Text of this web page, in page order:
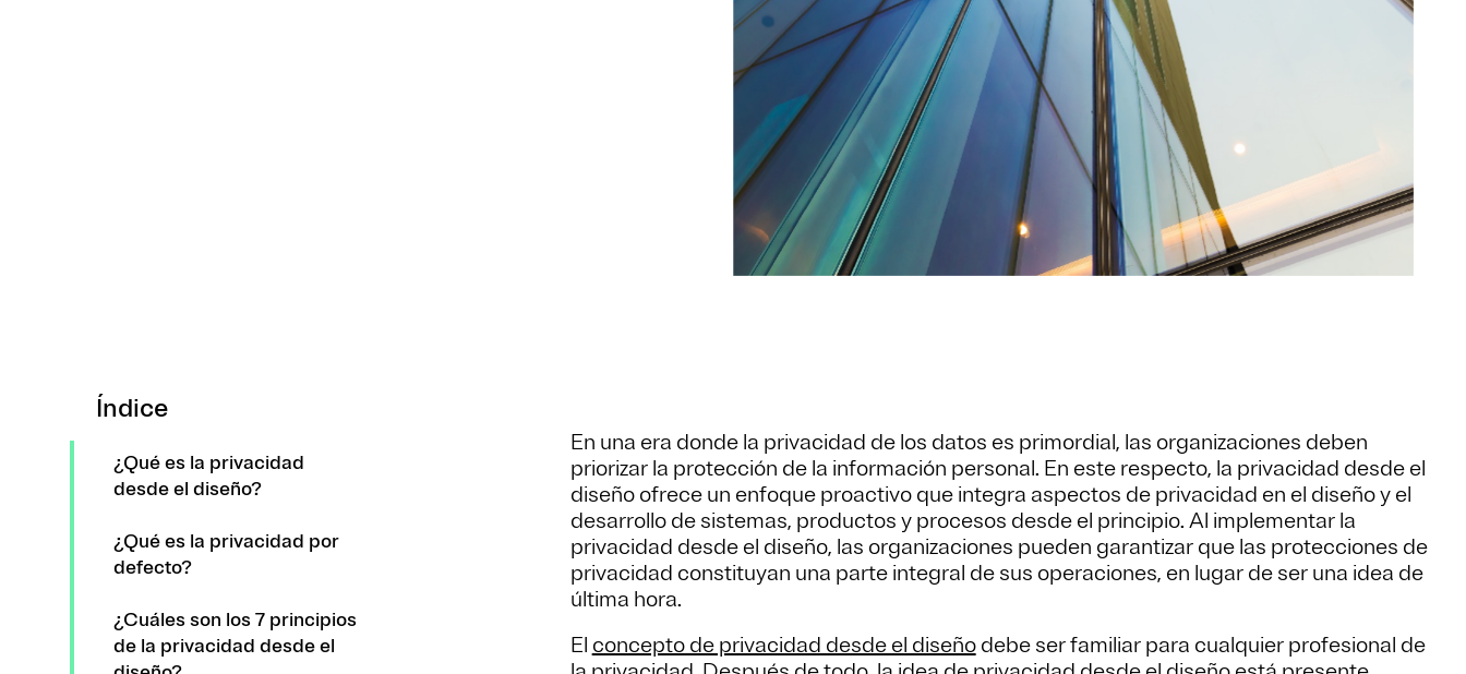
Índice
¿Qué es la privacidad
desde el diseño?
¿Qué es la privacidad por
defecto?
¿Cuáles son los 7 principios
de la privacidad desde el
En una era donde la privacidad de los datos es primordial, las organizaciones deben
priorizar la protección de la información personal. En este respecto, la privacidad desde el
diseño ofrece un enfoque proactivo que integra aspectos de privacidad en el diseño y el
desarrollo de sistemas, productos y procesos desde el principio. Al implementar la
privacidad desde el diseño, las organizaciones pueden garantizar que las protecciones de
privacidad constituyan una parte integral de sus operaciones, en lugar de ser una idea de
última hora.
El concepto de privacidad desde el diseñodebe ser familiar para cualquier profesional de